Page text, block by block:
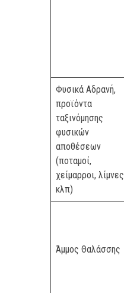
Φυσικά Αδρανή,
προϊόντα
ταξινόμησης
φυσικών
αποθέσεων
(ποταμοί,
χείμαρροι, λίμνες
κλπ)
Άμμος Θαλάσσης